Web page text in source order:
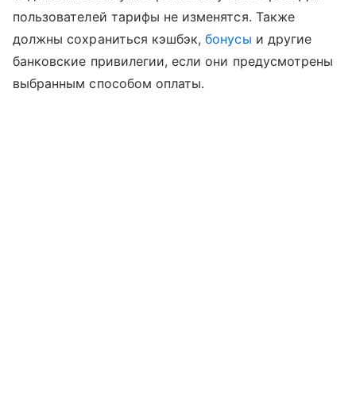
пользователей тарифы не изменятся. Также
должны сохраниться кэшбэк,бонусы и другие
банковские привилегии, если они предусмотрены
выбранным способом оплаты.